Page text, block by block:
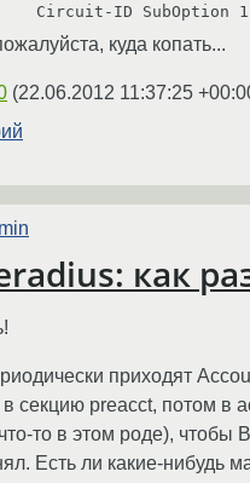
Circuit-ID
куда копать...
(22.06.2012 11:37:25
как
приходят
в секцию preacct, потом в
то в этом роде), чтобы
Есть ли какие-нибудь